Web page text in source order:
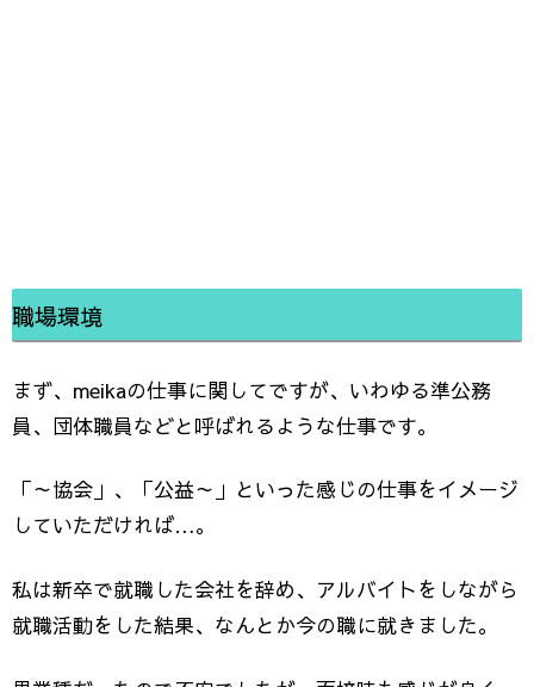
職場環境
まず、meikaの仕事に関してですが、いわゆる準公務
員、団体職員などと呼ばれるような仕事です。
「～協会」、「公益～」といった感じの仕事をイメージ
していただければ…。
私は新卒で就職した会社を辞め、アルバイトをしながら
就職活動をした結果、なんとか今の職に就きました。